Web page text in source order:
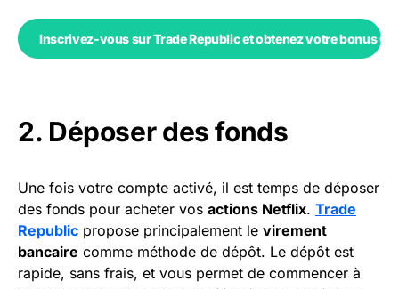
Inscrivez-vous sur Trade Republic et obtenez votre bonus
2. Déposer des fonds
Une fois votre compte activé, il est temps de déposer
des fonds pour acheter vos actions Netflix. Trade
Republic propose principalement le virement
bancaire comme méthode de dépôt. Le dépôt est
rapide, sans frais, et vous permet de commencer à